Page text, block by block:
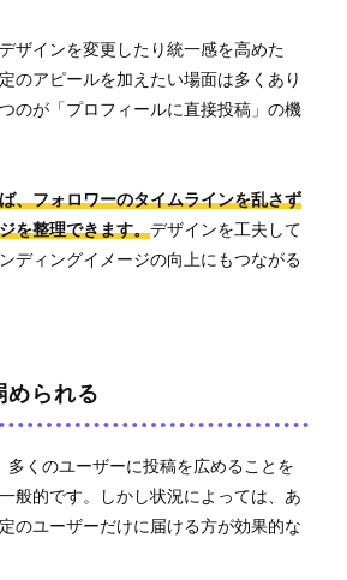
ザインを変更したり統一感を高めた
のアピールを加えたい場面は多くあり
のが「プロフィールに直接投稿」の機
、フォロワーのタイムラインを乱さず
を整理できます。デザインを工夫して
ディングイメージの向上にもつながる
められる
多くのユーザーに投稿を広めることを
般的です。しかし状況によっては、あ
のユーザーだけに届ける方が効果的な